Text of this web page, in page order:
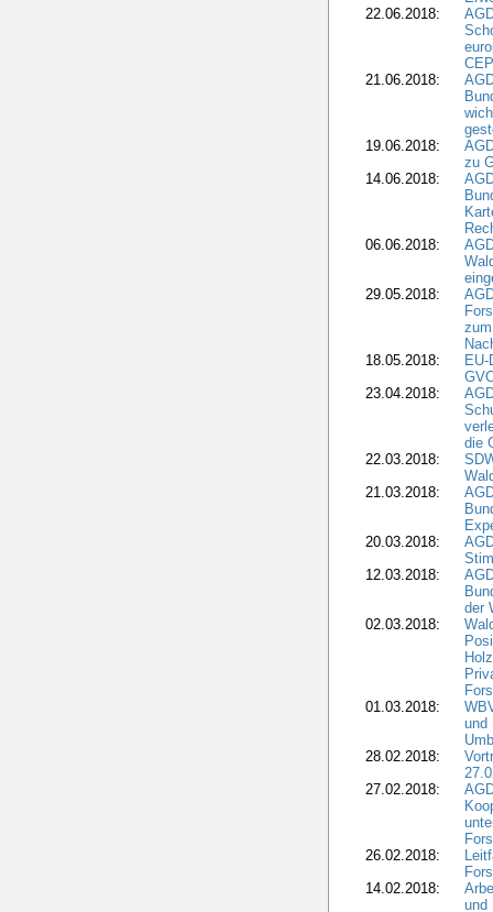
22.06.2018:
21.06.2018:
19.06.2018:
zu
14.06.2018:
06.06.2018:
29.05.2018:
18.05.2018:
23.04.2018:
die
22.03.2018:
21.03.2018:
20.03.2018:
12.03.2018:
der
02.03.2018:
01.03.2018:
und
28.02.2018:
27.02.2018:
26.02.2018:
14.02.2018:
und